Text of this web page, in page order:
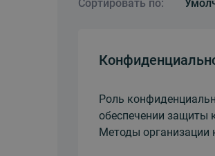
Сортировать по:
Роль
обеспечении защиты
Методы организации